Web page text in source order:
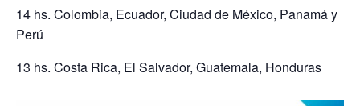
14 hs. Colombia, Ecuador, Ciudad de México, Panamá y
Perú
13 hs. Costa Rica, El Salvador, Guatemala, Honduras